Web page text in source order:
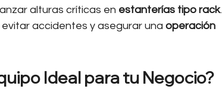
alturas críticas en estanterías tipo rack.
accidentes y asegurar una operación
Ideal para tu Negocio?